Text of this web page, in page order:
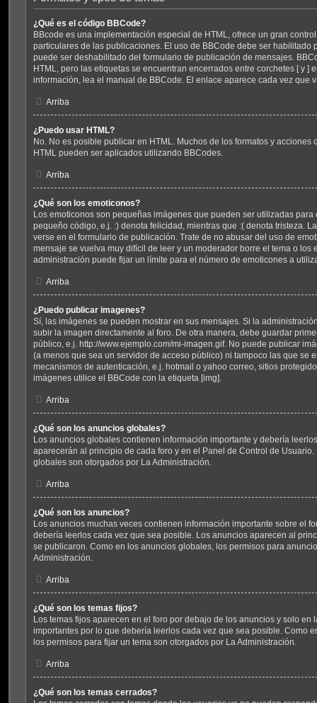
¿Qué es el código BBCode?
BBcode es una implementación especial de HTML, ofrece un gran
particulares de las publicaciones. El uso de BBCode debe ser habilitado
puede ser deshabilitado del formulario de publicación de mensajes.
HTML, pero las etiquetas se encuentran encerrados entre corchetes [ y ]
información, lea el manual de BBCode. El enlace aparece cada vez que
Arriba
¿Puedo usar HTML?
No. No es posible publicar en HTML. Muchos de los formatos y
HTML pueden ser aplicados utilizando BBCodes.
Arriba
¿Qué son los emoticonos?
Los emoticonos son pequeñas imágenes que pueden ser utilizadas
pequeño código, e.j. :) denota felicidad, mientras que :( denota tristeza.
verse en el formulario de publicación. Trate de no abusar del uso de
mensaje se vuelva muy difícil de leer y un moderador borre el tema o los
administración puede fijar un límite para el número de emoticones a
Arriba
¿Puedo publicar imagenes?
Sí, las imágenes se pueden mostrar en sus mensajes. Si la
subir la imagen directamente al foro. De otra manera, debe guardar
público, e.j. http://www.ejemplo.com/mi-imagen.gif. No puede publicar
(a menos que sea un servidor de acceso público) ni tampoco las que se
mecanismos de autenticación, e.j. hotmail o yahoo correo, sitios
imágenes utilice el BBCode con la etiqueta [img].
Arriba
¿Qué son los anuncios globales?
Los anuncios globales contienen información importante y debería
aparecerán al principio de cada foro y en el Panel de Control de
globales son otorgados por La Administración.
Arriba
¿Qué son los anuncios?
Los anuncios muchas veces contienen información importante sobre el
debería leerlos cada vez que sea posible. Los anuncios aparecen al
se publicaron. Como en los anuncios globales, los permisos para
Administración.
Arriba
¿Qué son los temas fijos?
Los temas fijos aparecen en el foro por debajo de los anuncios y solo en
importantes por lo que debería leerlos cada vez que sea posible. Como
los permisos para fijar un tema son otorgados por La Administración.
Arriba
¿Qué son los temas cerrados?